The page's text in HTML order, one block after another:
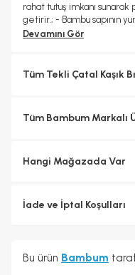
rahat tutuş imkanı
getirir.; - Bambu sapının
ve uzun süreli
Devamını Gör
Tüm Tekli Çatal Kaşık
Tüm Bambum Markalı
Hangi Mağazada Var
İade ve İptal Koşulları
Bu ürün Bambum